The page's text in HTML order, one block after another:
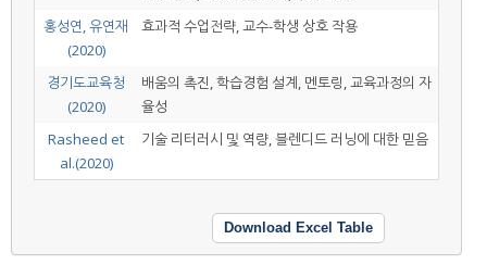
홍성연, 유연재
(2020)
효과적 수업전략, 교수-학생 상호 작용
경기도교육청
(2020)
배움의 촉진, 학습경험 설계, 멘토링, 교육과정의 자
율성
Rasheed et
al.(2020)
기술 리터러시 및 역량, 블렌디드 러닝에 대한 믿음
Download Excel Table